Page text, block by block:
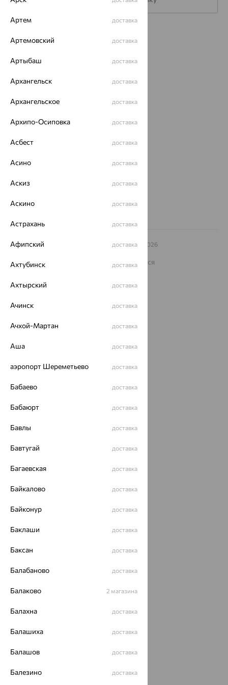
Магазины и доставка
ул. Зегеля, 27/2
Другие города
Заказать звонок
© ООО «Ювелирный дом «Кристалл»,2009 – 2026
На информационном ресурсе применяются
рекомендательные технологии
ОГРН 1044800168379
Разработка сайта —
Артем доставка
Артемовский доставка
Артыбаш доставка
Архангельск доставка
Архангельское доставка
Архипо-Осиповка доставка
Асбест доставка
Асино доставка
Аскиз доставка
Аскино доставка
Астрахань доставка
Афипский доставка
Ахтубинск доставка
Ахтырский доставка
Ачинск доставка
Ачхой-Мартан доставка
Аша доставка
аэропорт Шереметьево доставка
Бабаево доставка
Бабаюрт доставка
Бавлы доставка
Бавтугай доставка
Багаевская доставка
Байкалово доставка
Байконур доставка
Баклаши доставка
Баксан доставка
Балабаново доставка
Балаково 2 магазина
Балахна доставка
Балашиха доставка
Балашов доставка
Балезино доставка